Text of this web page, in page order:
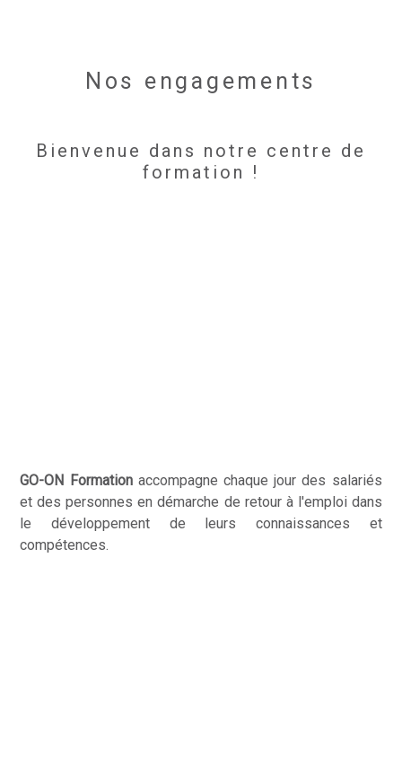
Nos engagements
Bienvenue dans notre centre de
formation !
GO-ON Formationaccompagne chaque jour des salariés
et des personnes en démarche de retour à l'emploi dans
le développement de leurs connaissances et
compétences.